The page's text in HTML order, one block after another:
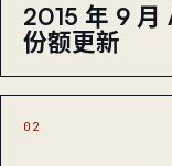
2015 年 9 月
份额更新
02